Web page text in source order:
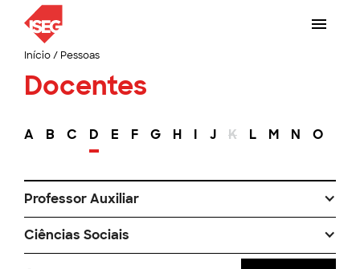
Início/ Pessoas
Docentes
A B C D E F G H I J K L M N O
Professor Auxiliar
Ciências Sociais